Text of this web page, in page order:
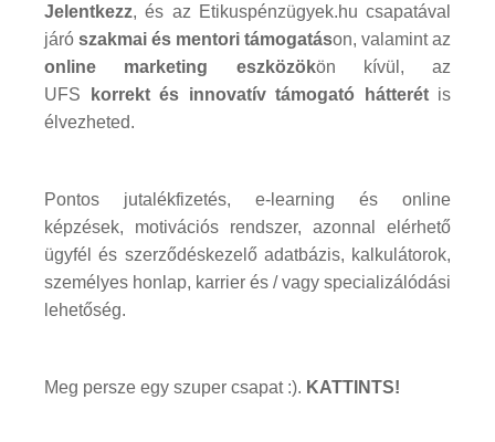
Jelentkezz, és az Etikuspénzügyek.hu csapatával
járó szakmai és mentori támogatáson, valamint az
online marketing eszközökön kívül, az
UFS korrekt és innovatív támogató hátterétis
élvezheted.
Pontos jutalékfizetés, e-learning és online
képzések, motivációs rendszer, azonnal elérhető
ügyfél és szerződéskezelő adatbázis, kalkulátorok,
személyes honlap, karrier és / vagy specializálódási
lehetőség.
Meg persze egy szuper csapat :). KATTINTS!